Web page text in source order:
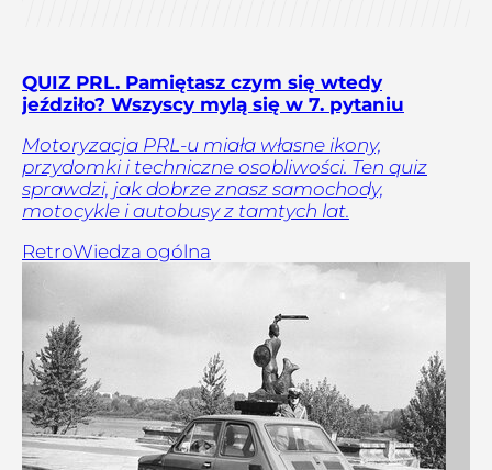
QUIZ PRL. Pamiętasz czym się wtedy
jeździło? Wszyscy mylą się w 7. pytaniu
Motoryzacja PRL-u miała własne ikony,
przydomki i techniczne osobliwości. Ten quiz
sprawdzi, jak dobrze znasz samochody,
motocykle i autobusy z tamtych lat.
RetroWiedza ogólna